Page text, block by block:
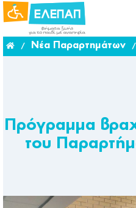
/ Νέα Παραρτημάτων /
Πρόγραμμα
του